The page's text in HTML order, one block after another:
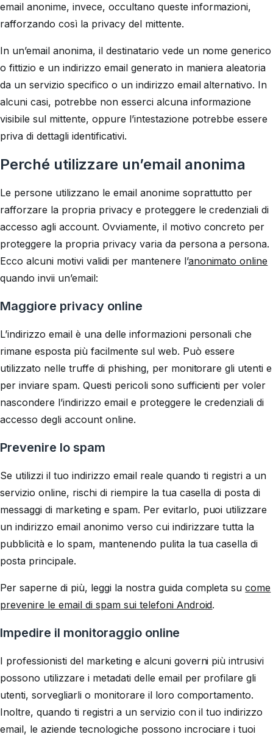
email anonime, invece, occultano queste informazioni,
rafforzando così la privacy del mittente.
In un’email anonima, il destinatario vede un nome generico
o fittizio e un indirizzo email generato in maniera aleatoria
da un servizio specifico o un indirizzo email alternativo. In
alcuni casi, potrebbe non esserci alcuna informazione
visibile sul mittente, oppure l’intestazione potrebbe essere
priva di dettagli identificativi.
Perché utilizzare un’email anonima
Le persone utilizzano le email anonime soprattutto per
rafforzare la propria privacy e proteggere le credenziali di
accesso agli account. Ovviamente, il motivo concreto per
proteggere la propria privacy varia da persona a persona.
Ecco alcuni motivi validi per mantenere l’anonimato online
quando invii un’email:
Maggiore privacy online
L’indirizzo email è una delle informazioni personali che
rimane esposta più facilmente sul web. Può essere
utilizzato nelle truffe di phishing, per monitorare gli utenti e
per inviare spam. Questi pericoli sono sufficienti per voler
nascondere l’indirizzo email e proteggere le credenziali di
accesso degli account online.
Prevenire lo spam
Se utilizzi il tuo indirizzo email reale quando ti registri a un
servizio online, rischi di riempire la tua casella di posta di
messaggi di marketing e spam. Per evitarlo, puoi utilizzare
un indirizzo email anonimo verso cui indirizzare tutta la
pubblicità e lo spam, mantenendo pulita la tua casella di
posta principale.
Per saperne di più, leggi la nostra guida completa sucome
prevenire le email di spam sui telefoni Android.
Impedire il monitoraggio online
I professionisti del marketing e alcuni governi più intrusivi
possono utilizzare i metadati delle email per profilare gli
utenti, sorvegliarli o monitorare il loro comportamento.
Inoltre, quando ti registri a un servizio con il tuo indirizzo
email, le aziende tecnologiche possono incrociare i tuoi